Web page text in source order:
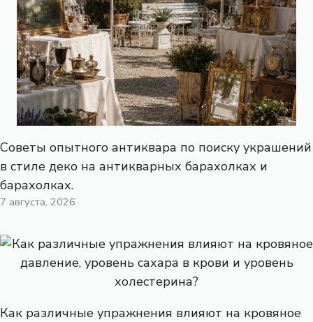
Советы опытного антиквара по поиску украшений
в стиле деко на антикварных барахолках и
барахолках.
7 августа, 2026
Как различные упражнения влияют на кровяное